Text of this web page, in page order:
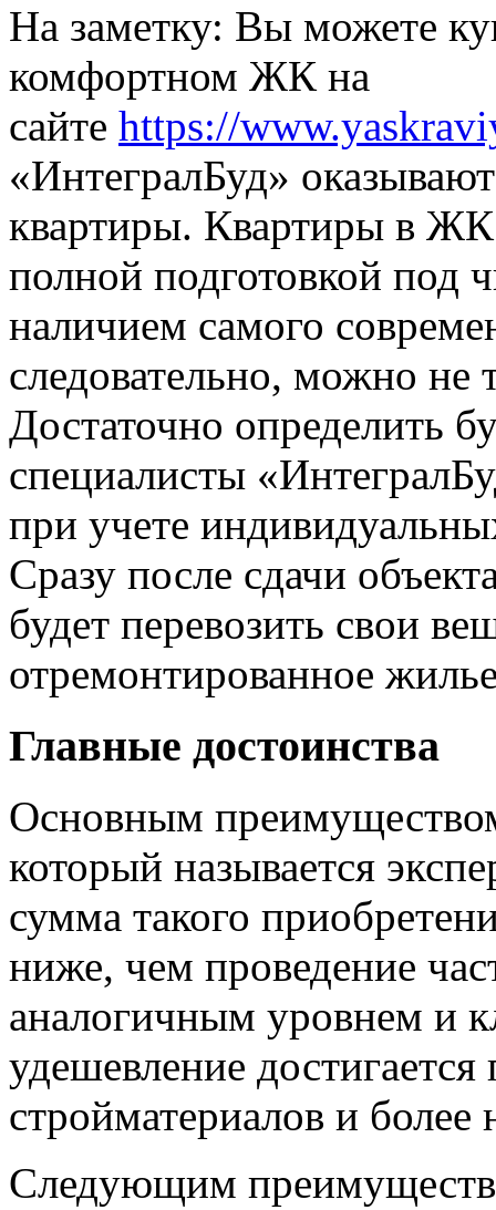
На заметку: Вы можете
комфортном ЖК на
сайте https://
«ИнтегралБуд»
квартиры. Квартиры в
полной подготовкой под
наличием самого
следовательно, можно не
Достаточно определить
специалисты
при учете
Сразу после сдачи
будет перевозить свои
отремонтированное
Главные достоинства
Основным
который называется
сумма такого
ниже, чем проведение
аналогичным уровнем и
удешевление
стройматериалов и
Следующим